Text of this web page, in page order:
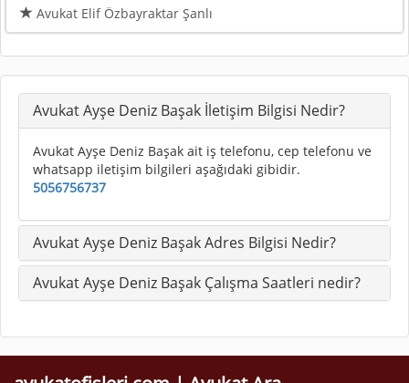
Avukat Elif Özbayraktar Şanlı
Avukat Ayşe Deniz Başak İletişim Bilgisi Nedir?
Avukat Ayşe Deniz Başak ait iş telefonu, cep telefonu ve
whatsapp iletişim bilgileri aşağıdaki gibidir.
5056756737
Avukat Ayşe Deniz Başak Adres Bilgisi Nedir?
Avukat Ayşe Deniz Başak Çalışma Saatleri nedir?